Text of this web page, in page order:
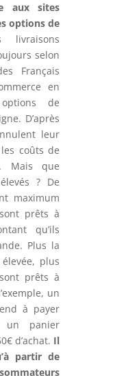
aux sites
options de
selon
Français
en
de
D’après
leur
coûts de
Mais que
? De
maximum
prêts à
qu’ils
Plus la
plus
prêts à
un
à payer
un panier
d’achat. Il
partir de